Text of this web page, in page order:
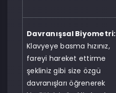
Davranışsal Biyometri:
Klavyeye basma hızınız,
fareyi hareket ettirme
şekliniz gibi size özgü
davranışları öğrenerek